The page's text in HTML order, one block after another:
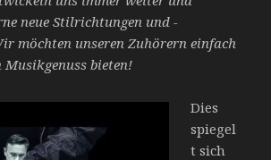
neue Stilrichtungen und -
möchten unseren Zuhörern einfach
bieten!
Dies
spiegel
t sich